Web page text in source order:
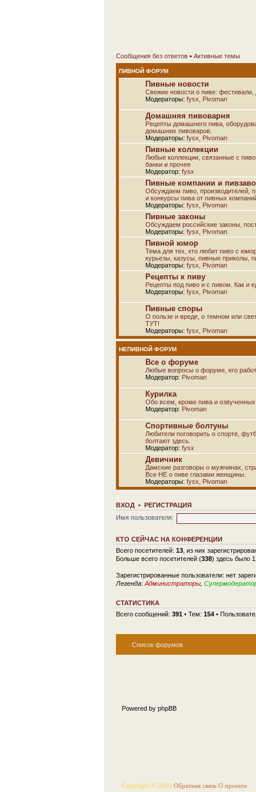
Сообщения без ответов • Активные темы
ПИВНОЙ ФОРУМ
Пивные новости
Свежие новости о пиве: фестивали,
Модераторы: fysx Pivoman
Домашняя пивоварня
Рецепты домашнего пива,
домашних пивоваров.
Модераторы: fysx Pivoman
Пивные коллекции
Любые коллекции, связанные с
банки и прочее
Модератор: fysx
Пивные компании и
Обсуждаем пиво, производителей,
и конкурсы пива от пивных
Модераторы: fysx Pivoman
Пивные законы
Обсуждаем российские законы,
Модераторы: fysx Pivoman
Пивной юмор
Тема для тех, кто любит пиво с
курьезы, казусы, пивные приколы,
Модераторы: fysx Pivoman
Рецепты к пиву
Рецепты под пиво и с пивом. Как и
Модераторы: fysx Pivoman
Пивные споры
О пользе и вреде, о темном или
ТУТ!
Модераторы: fysx Pivoman
НЕПИВНОЙ ФОРУМ
Все о форуме
Любые вопросы о форуме, его
Модератор: Pivoman
Курилка
Обо всем, кроме пива и
Модератор: Pivoman
Спортивные болтуны
Любители поговорить о спорте,
болтают здесь.
Модератор: fysx
Девичник
Дамские разговоры о мужчинах,
Все НЕ о пиве глазами женщины.
Модераторы: fysx Pivoman
ВХОД • РЕГИСТРАЦИЯ
Имя пользователя:
КТО СЕЙЧАС НА КОНФЕРЕНЦИИ
Всего посетителей: 13 , из них
Больше всего посетителей (338) здесь было
Зарегистрированные пользователи: нет
Легенда: Администраторы
СТАТИСТИКА
Всего сообщений: 391 • Тем: 154 •
Список форумов
Powered by phpBB
Copyright © 2010 Обратная связь О проекте